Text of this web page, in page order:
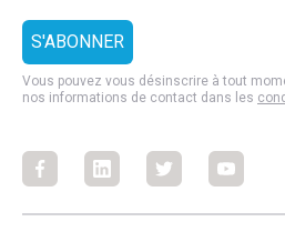
Vous pouvez vous désinscrire à tout
nos informations de contact dans les
FacebookFacebookFacebook